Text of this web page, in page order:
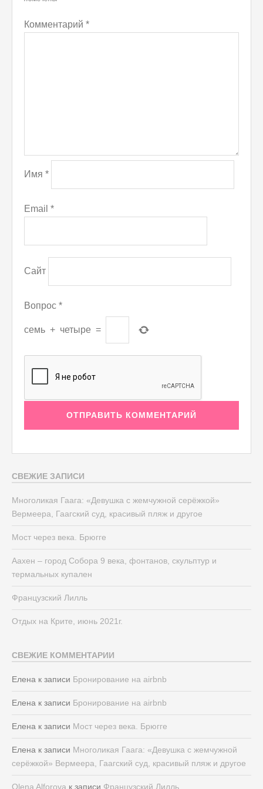
Комментарий *
Имя *
Email *
Сайт
Вопрос *
семь + четыре =
СВЕЖИЕ ЗАПИСИ
Многоликая Гаага: «Девушка с жемчужной серёжкой»
Вермеера, Гаагский суд, красивый пляж и другое
Мост через века. Брюгге
Аахен – город Собора 9 века, фонтанов, скульптур и
термальных купален
Французский Лилль
Отдых на Крите, июнь 2021г.
СВЕЖИЕ КОММЕНТАРИИ
Елена к записи Бронирование на airbnb
Елена к записи Бронирование на airbnb
Елена к записи Мост через века. Брюгге
Елена к записи Многоликая Гаага: «Девушка с жемчужной
серёжкой» Вермеера, Гаагский суд, красивый пляж и другое
Olena Alforova к записи Французский Лилль